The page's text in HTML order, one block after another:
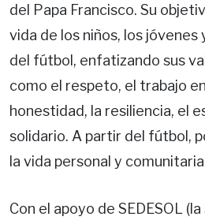
del Papa Francisco. Su
vida de los niños, los
del fútbol, enfatizando sus
como el respeto, el trabajo
honestidad, la resiliencia, el
solidario. A partir del fútbol,
la vida personal y
Con el apoyo de SEDESOL